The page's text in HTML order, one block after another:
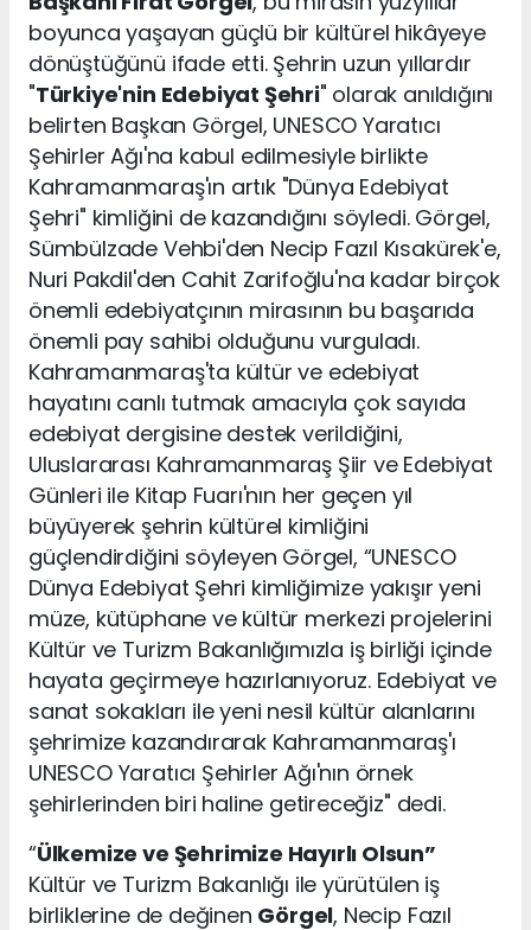
boyunca yaşayan güçlü bir kültürel hikâyeye
dönüştüğünü ifade etti. Şehrin uzun yıllardır
"Türkiye'nin Edebiyat Şehri" olarak anıldığını
belirten Başkan Görgel, UNESCO Yaratıcı
Şehirler Ağı'na kabul edilmesiyle birlikte
Kahramanmaraş'ın artık "Dünya Edebiyat
Şehri" kimliğini de kazandığını söyledi. Görgel,
Sümbülzade Vehbi'den Necip Fazıl Kısakürek'e,
Nuri Pakdil'den Cahit Zarifoğlu'na kadar birçok
önemli edebiyatçının mirasının bu başarıda
önemli pay sahibi olduğunu vurguladı.
Kahramanmaraş'ta kültür ve edebiyat
hayatını canlı tutmak amacıyla çok sayıda
edebiyat dergisine destek verildiğini,
Uluslararası Kahramanmaraş Şiir ve Edebiyat
Günleri ile Kitap Fuarı'nın her geçen yıl
büyüyerek şehrin kültürel kimliğini
güçlendirdiğini söyleyen Görgel, “UNESCO
Dünya Edebiyat Şehri kimliğimize yakışır yeni
müze, kütüphane ve kültür merkezi projelerini
Kültür ve Turizm Bakanlığımızla iş birliği içinde
hayata geçirmeye hazırlanıyoruz. Edebiyat ve
sanat sokakları ile yeni nesil kültür alanlarını
şehrimize kazandırarak Kahramanmaraş'ı
UNESCO Yaratıcı Şehirler Ağı'nın örnek
şehirlerinden biri haline getireceğiz" dedi.
“Ülkemize ve Şehrimize Hayırlı Olsun”
Kültür ve Turizm Bakanlığı ile yürütülen iş
birliklerine de değinen Görgel, Necip Fazıl